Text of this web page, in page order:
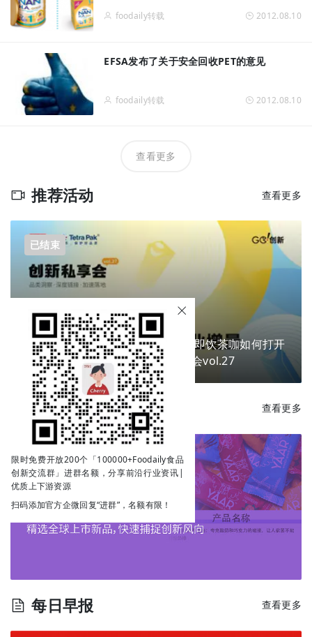
限时免费开放200个「100000+Foodaily食品
创新交流群」进群名额，分享前沿行业资讯|
优质上下游资源
扫码添加官方企微回复“进群”，名额有限！
foodaily转载 2012.08.10
EFSA发布了关于安全回收PET的意见
foodaily转载 2012.08.10
查看更多
推荐活动 查看更多
已结束
换个包装就能卖爆？掘金新场景，即饮茶咖如何打开
下一个商业增量？ | Go!创新私享会vol.27
每日新品 查看更多
每日早报 查看更多